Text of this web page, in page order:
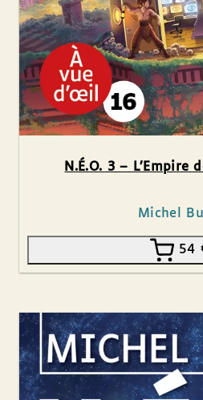
N.É.O. 3 – L’Empire
Michel
54